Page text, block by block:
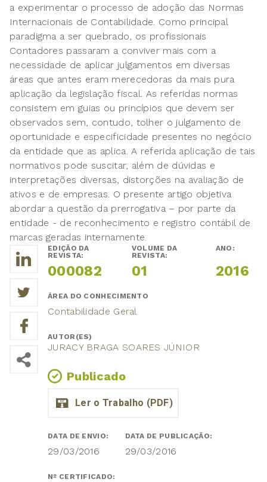
a experimentar o processo de adoção das Normas
Internacionais de Contabilidade. Como principal
paradigma a ser quebrado, os profissionais
Contadores passaram a conviver mais com a
necessidade de aplicar julgamentos em diversas
áreas que antes eram merecedoras da mais pura
aplicação da legislação fiscal. As referidas normas
consistem em guias ou princípios que devem ser
observados sem, contudo, tolher o julgamento de
oportunidade e especificidade presentes no negócio
da entidade que as aplica. A referida aplicação de tais
normativos pode suscitar, além de dúvidas e
interpretações diversas, distorções na avaliação de
ativos e de empresas. O presente artigo objetiva
abordar a questão da prerrogativa – por parte da
entidade - de reconhecimento e registro contábil de
marcas geradas internamente.
EDIÇÃO DA
REVISTA:
000082
VOLUME DA
REVISTA:
01
ANO:
2016
ÁREA DO CONHECIMENTO
Contabilidade Geral
AUTOR(ES)
JURACY BRAGA SOARES JÚNIOR
Publicado
DATA DE ENVIO:
29/03/2016
DATA DE PUBLICAÇÃO:
29/03/2016
Nº CERTIFICADO: